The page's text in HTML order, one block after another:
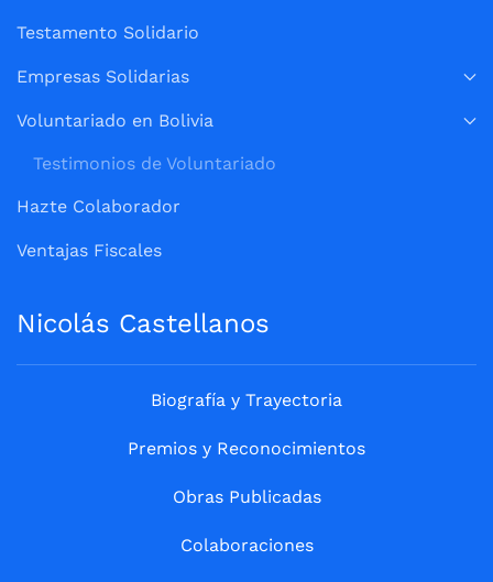
Testamento Solidario
Empresas Solidarias
Voluntariado en Bolivia
Testimonios de Voluntariado
Hazte Colaborador
Ventajas Fiscales
Nicolás Castellanos
Biografía y Trayectoria
Premios y Reconocimientos
Obras Publicadas
Colaboraciones